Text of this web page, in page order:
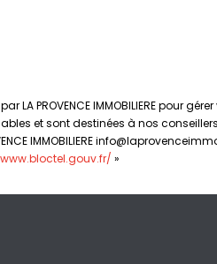
PROVENCE IMMOBILIERE pour
et sont destinées à nos
IMMOBILIERE
»